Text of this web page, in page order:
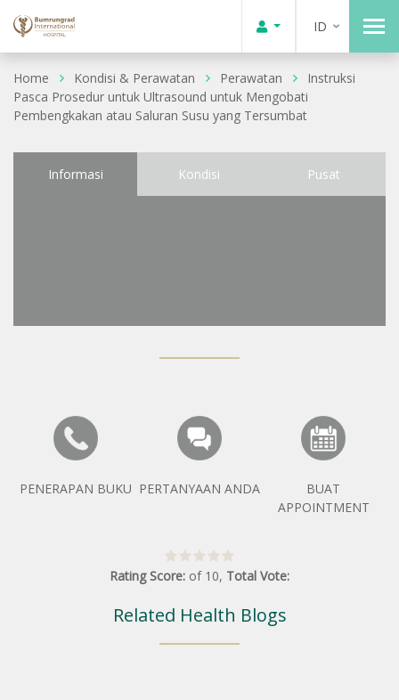
ID
Home Kondisi & Perawatan Perawatan
Instruksi
Pasca Prosedur untuk Ultrasound untuk Mengobati
Pembengkakan atau Saluran Susu yang Tersumbat
Informasi Kondisi Pusat
PENERAPAN BUKU PERTANYAAN ANDA
BUAT
APPOINTMENT
Rating Score: of 10, Total Vote:
Related Health Blogs